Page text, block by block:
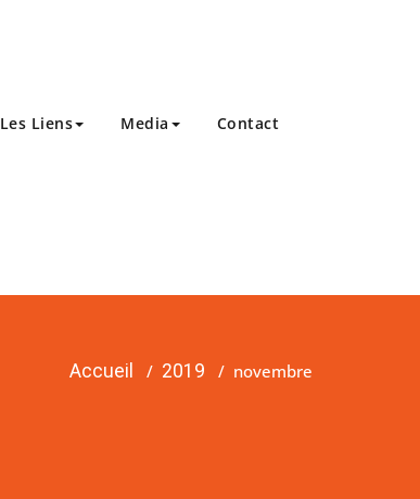
Les Liens Media Contact
Accueil / 2019 / novembre